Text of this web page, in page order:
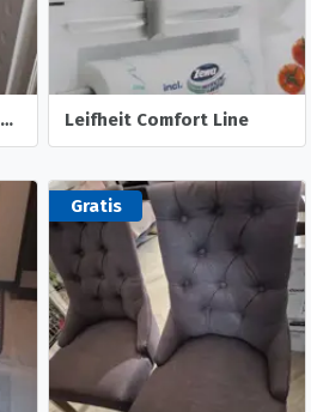
Grote vrieskast 1.80 hoog wegens verhuizing Leifheit Comfort Line
Gratis